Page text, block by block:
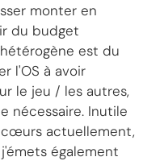
monter en
du budget
est du
l'OS à avoir
le jeu / les autres,
nécessaire. Inutile
actuellement,
également